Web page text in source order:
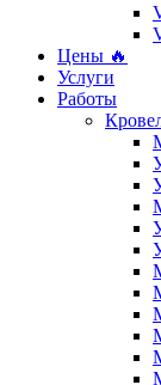
Цены 🔥
Услуги
Работы